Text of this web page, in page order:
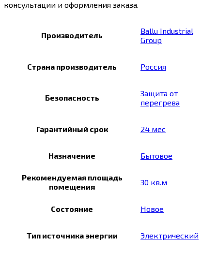
консультации и оформления заказа.
Производитель
Ballu Industrial
Group
Страна производитель Россия
Безопасность
Защита от
перегрева
Гарантийный срок 24 мес
Назначение Бытовое
Рекомендуемая площадь
помещения
30 кв.м
Состояние Новое
Тип источника энергии Электрический